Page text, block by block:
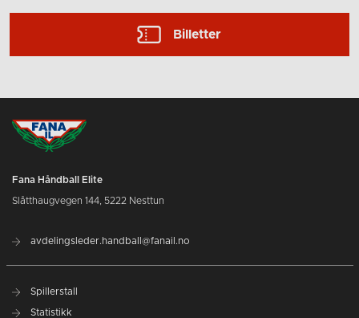
Billetter
Fana Håndball Elite
Slåtthaugvegen 144, 5222 Nesttun
avdelingsleder.handball@fanail.no
Spillerstall
Statistikk